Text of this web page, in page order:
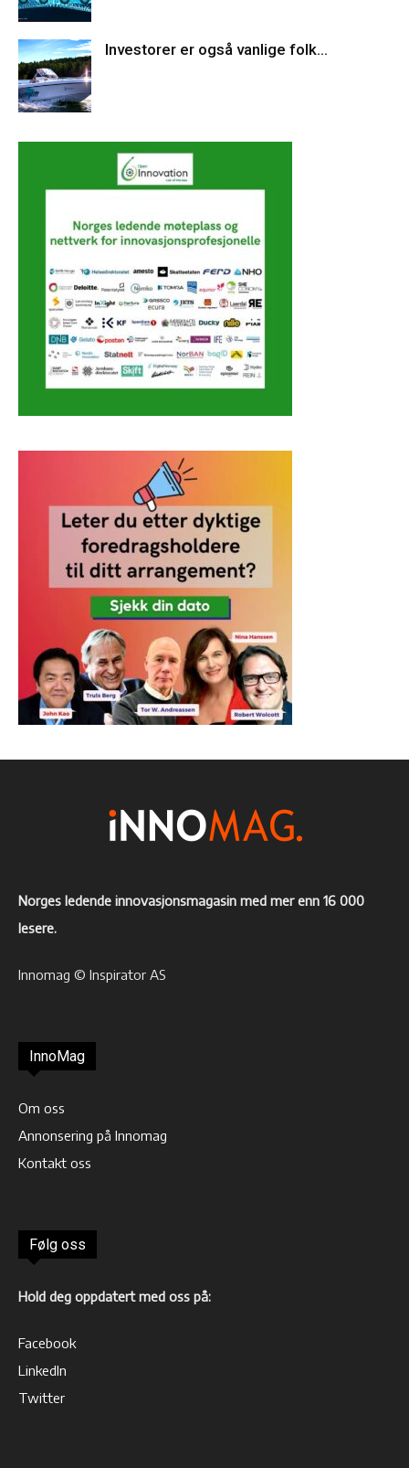
Investorer er også vanlige folk…
Norges ledende innovasjonsmagasin med mer enn 16 000
lesere.
Innomag © Inspirator AS
InnoMag
Om oss
Annonsering på Innomag
Kontakt oss
Følg oss
Hold deg oppdatert med oss på:
Facebook
LinkedIn
Twitter